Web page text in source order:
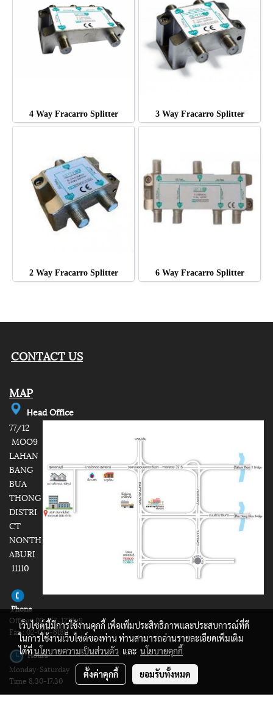
4 Way Fracarro Splitter 3 Way Fracarro Splitter
2 Way Fracarro Splitter 6 Way Fracarro Splitter
CONTACT US
MAP
Head Office
77/12
MOO9
LAHAN
BANG
BUA
THONG
DISTRI
CT
NONTH
ABURI
11110
Phone
Office : 02-157-1278-9
Fax : 02-077-6189
Hours
Monday-Saturday
Time 8.30-17.30
เว็บไซต์นี้มีการใช้งานคุกกี้ เพื่อเพิ่มประสิทธิภาพและประสบการณ์ที่ดี
ในการใช้งานเว็บไซต์ของท่าน ท่านสามารถอ่านรายละเอียดเพิ่มเติม
ได้ที่นโยบายความเป็นส่วนตัว และ นโยบายคุกกี้
ตั้งค่าคุกกี้ ยอมรับทั้งหมด